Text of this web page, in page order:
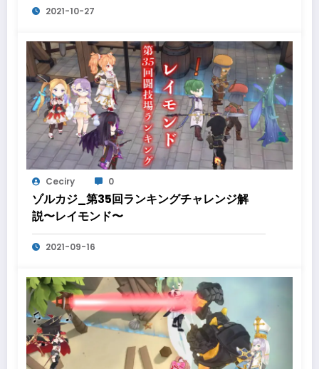
2021-10-27
Ceciry 0
ゾルカジ_第35回ランキングチャレンジ解
説〜レイモンド〜
2021-09-16